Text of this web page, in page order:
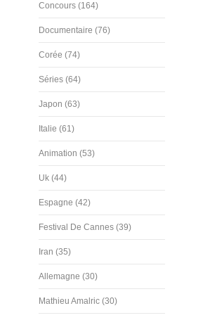
Concours (164)
Documentaire (76)
Corée (74)
Séries (64)
Japon (63)
Italie (61)
Animation (53)
Uk (44)
Espagne (42)
Festival De Cannes (39)
Iran (35)
Allemagne (30)
Mathieu Amalric (30)